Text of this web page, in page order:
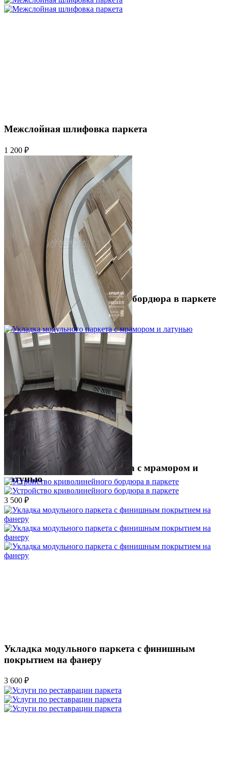
Межслойная шлифовка паркета
1 200 ₽
Устройство криволинейного бордюра в паркете
Укладка модульного паркета с мрамором и
латунью
3 500 ₽
Укладка модульного паркета с финишным
покрытием на фанеру
3 600 ₽